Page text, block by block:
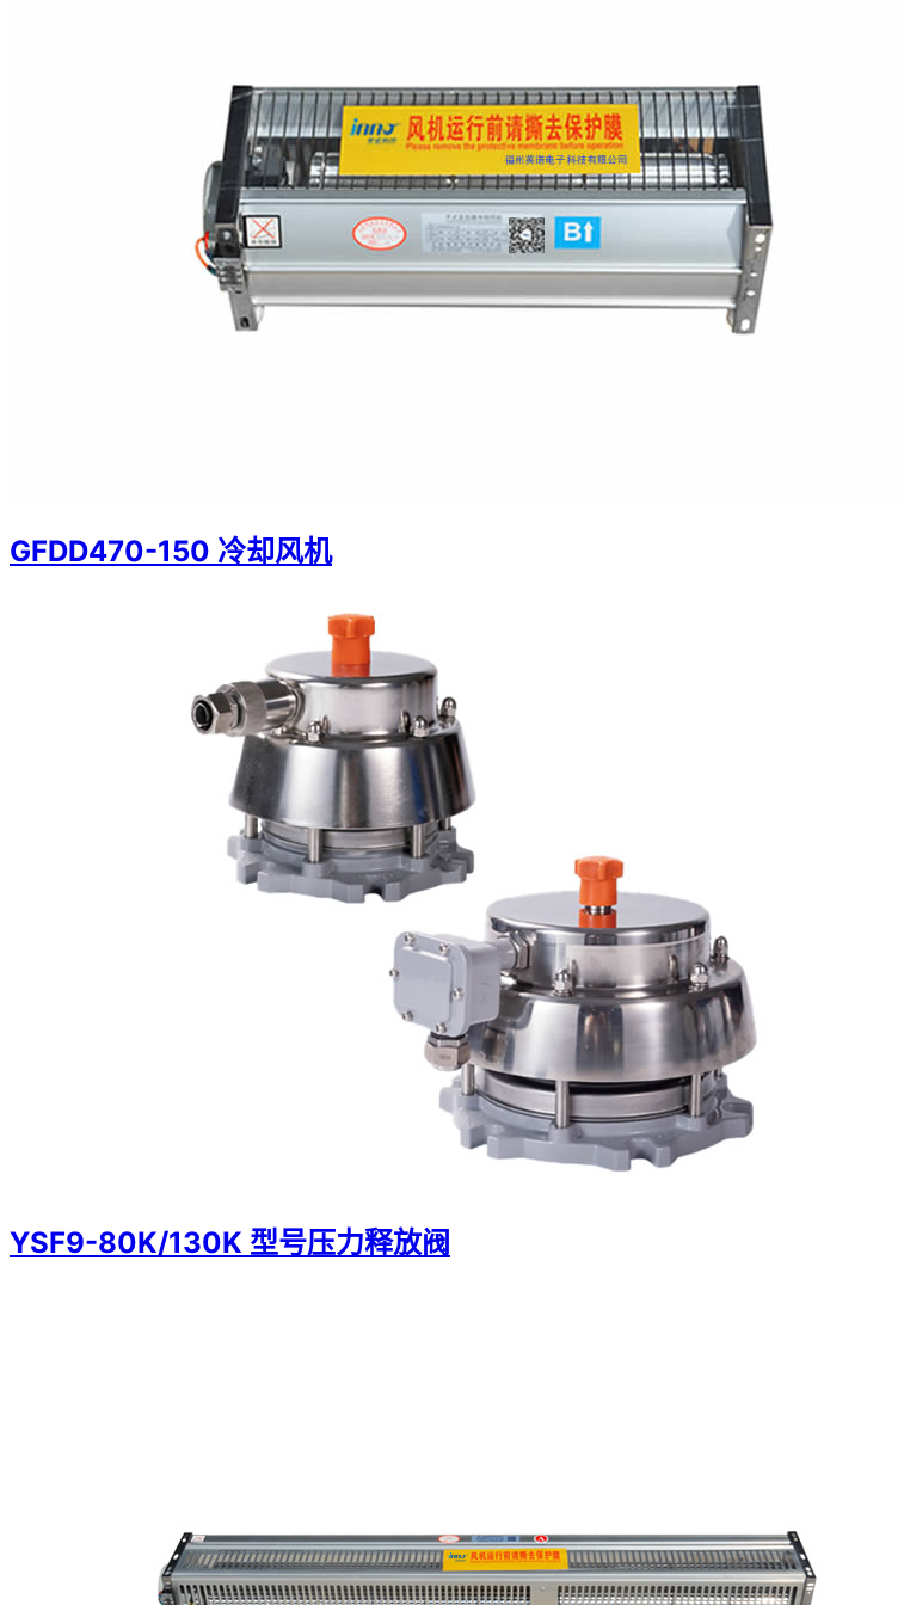
GFDD470-150 冷却风机
YSF9-80K/130K 型号压力释放阀